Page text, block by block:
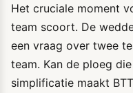
Het cruciale moment
team scoort. De
een vraag over twee
team. Kan de ploeg
simplificatie maakt